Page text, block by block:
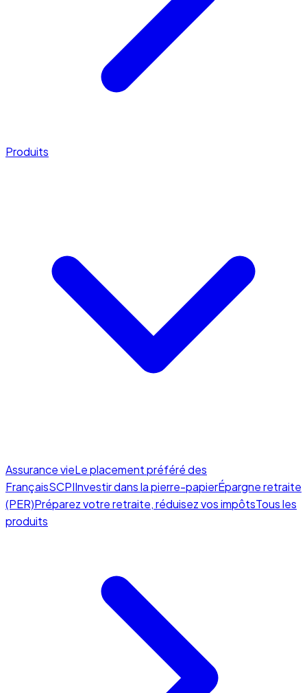
Produits
Assurance vieLe placement préféré des
FrançaisSCPIInvestir dans la pierre-papierÉpargne retraite
(PER)Préparez votre retraite, réduisez vos impôtsTous les
produits